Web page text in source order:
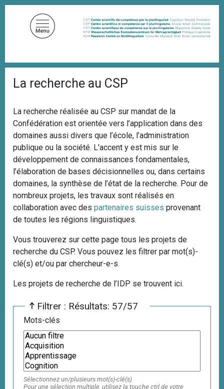
i
l
'
A
r
i
a
n
e
La recherche au CSP
La recherche réalisée au CSP sur mandat de la
Confédération est orientée vers l’application dans des
domaines aussi divers que l’école, l’administration
publique ou la société. L'accent y est mis sur le
développement de connaissances fondamentales,
l’élaboration de bases décisionnelles ou, dans certains
domaines, la synthèse de l’état de la recherche. Pour de
nombreux projets, les travaux sont réalisés en
collaboration avec des partenaires suisses provenant
de toutes les régions linguistiques.
Vous trouverez sur cette page tous les projets de
recherche du CSP. Vous pouvez les filtrer par mot(s)-
clé(s) et/ou par chercheur-e-s.
Les projets de recherche de l’IDP se trouvent ici.
Filtrer : Résultats: 57/57
Mots-clés
Sélectionnez un/plusieurs mot(s)-clé(s)
Pour une sélection multiple, utilisez la touche ctrl de votre